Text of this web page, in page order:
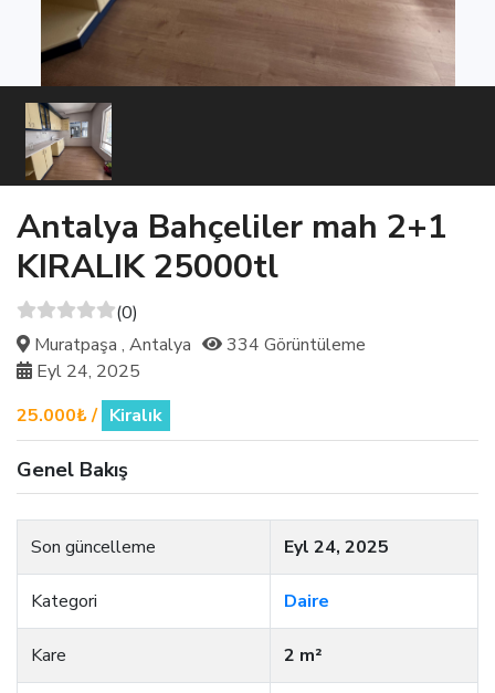
Antalya Bahçeliler mah 2+1
KIRALIK 25000tl
(0)
Muratpaşa , Antalya
334 Görüntüleme
Eyl 24, 2025
25.000₺ / Kiralık
Genel Bakış
Son güncelleme Eyl 24, 2025
Kategori Daire
Kare 2 m²